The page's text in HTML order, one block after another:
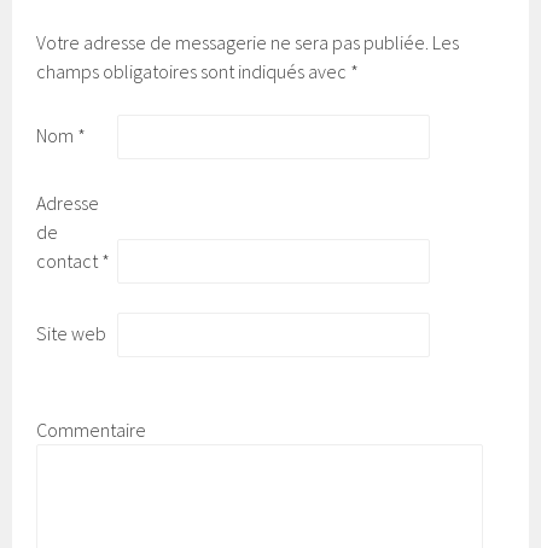
Votre adresse de messagerie ne sera pas publiée. Les
champs obligatoires sont indiqués avec *
Nom *
Adresse
de
contact *
Site web
Commentaire